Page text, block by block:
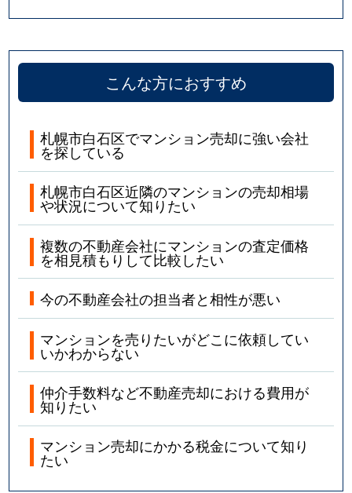
こんな方におすすめ
札幌市白石区でマンション売却に強い会社
を探している
札幌市白石区近隣のマンションの売却相場
や状況について知りたい
複数の不動産会社にマンションの査定価格
を相見積もりして比較したい
今の不動産会社の担当者と相性が悪い
マンションを売りたいがどこに依頼してい
いかわからない
仲介手数料など不動産売却における費用が
知りたい
マンション売却にかかる税金について知り
たい